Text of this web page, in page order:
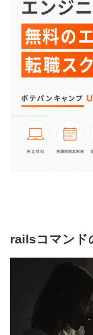
railsコマンド